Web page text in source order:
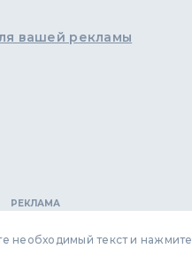
вашей рекламы
необходимый текст и нажмите